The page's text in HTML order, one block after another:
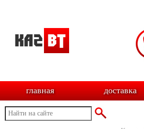
главная доставка